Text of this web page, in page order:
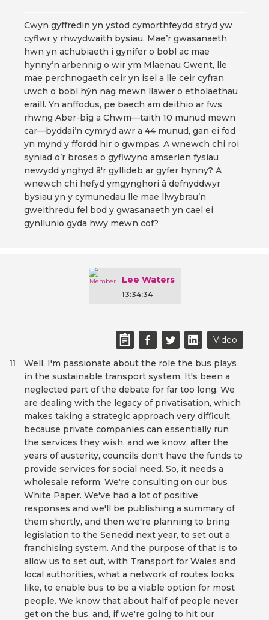
Cwyn gyffredin yn ystod cymorthfeydd stryd yw
cyflwr y rhwydwaith bysiau. Mae’r gwasanaeth
hwn yn achubiaeth i gynifer o bobl ac mae
hynny’n arbennig o wir ym Mlaenau Gwent, lle
mae perchnogaeth ceir yn isel a lle ceir cyfran
uwch o bobl hŷn nag mewn llawer o etholaethau
eraill. Yn anffodus, pe baech am deithio ar fws
rhwng Aber-bîg a Chwm—taith 10 munud mewn
car—byddai’n cymryd awr a 44 munud, gan ei fod
yn mynd y ffordd hir o gwmpas. A wnewch chi roi
syniad o’r broses o gyflwyno amserlen fysiau
newydd ynghyd â'r gyllideb ar gyfer hynny? A
wnewch chi hefyd ymgynghori â defnyddwyr
bysiau yn y cymunedau lle mae llwybrau’n
gweithredu fel bod y gwasanaeth yn cael ei
gynllunio gyda hwy mewn cof?
Lee Waters
13:34:34
Video
Well, I'm passionate about the role the bus plays
in the sustainable transport system. It's been a
neglected part of the debate for far too long. We
are dealing with the legacy of privatisation, which
makes taking a strategic approach very difficult,
because private companies can essentially run
the services they wish, and we know, after the
years of austerity, councils don't have the funds to
provide services for social need. So, it needs a
wholesale reform. We're consulting on our bus
White Paper. We've had a lot of positive
responses and we'll be publishing a summary of
them shortly, and then we're planning to bring
legislation to the Senedd next year, to set out a
franchising system. And the purpose of that is to
allow us to set out, with Transport for Wales and
local authorities, what a network of routes looks
like, to enable bus to be a viable option for most
people. We know that about half of people never
get on the bus, and, if we're going to hit our
11